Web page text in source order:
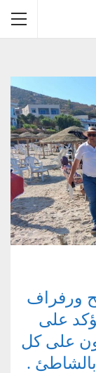
ورفراف
على
على كل
بالشاطئ .